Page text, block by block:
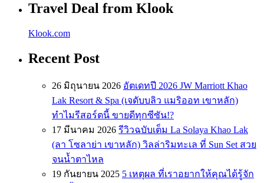
Travel Deal from Klook
Klook.com
Recent Post
26 มิถุนายน 2026 อัตเดทปี 2026 JW Marriott Khao
Lak Resort & Spa (เจดับบลิว แมริออท เขาหลัก)
ทำไมรีสอร์ตนี้ ขายดีทุกซีซัน!?
17 มีนาคม 2026 รีวิวฉบับเต็ม La Solaya Khao Lak
(ลา โซลาย่า เขาหลัก) วิลล่าริมทะเล ที่ Sun Set สวย
จนน้ำตาไหล
19 กันยายน 2025 5 เหตุผล ที่เราอยากให้คุณได้รู้จัก